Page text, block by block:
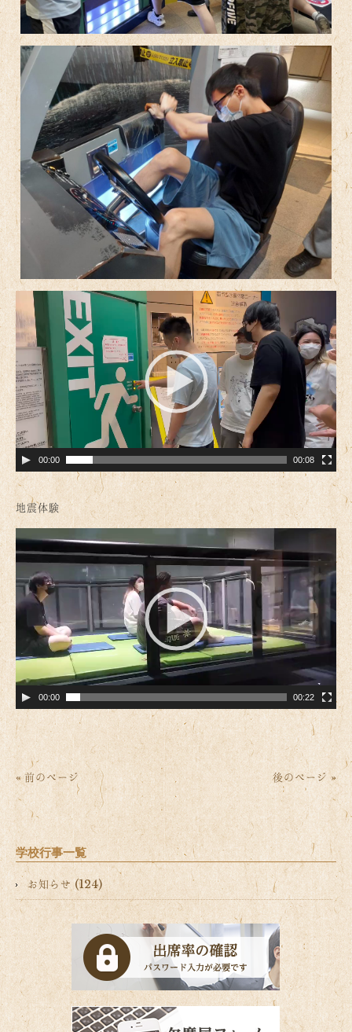
画
プ
レ
ー
ヤ
ー
00:00 00:08
地震体験
動
画
レ
ー
ヤ
00:00 00:22
« 前のページ 後のページ »
学校行事一覧
お知らせ (124)